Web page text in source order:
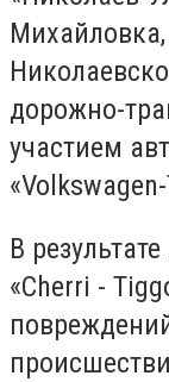
дорожно-
участием
В
«Cherri -